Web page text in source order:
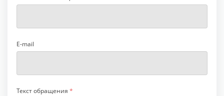
E-mail
Текст обращения *